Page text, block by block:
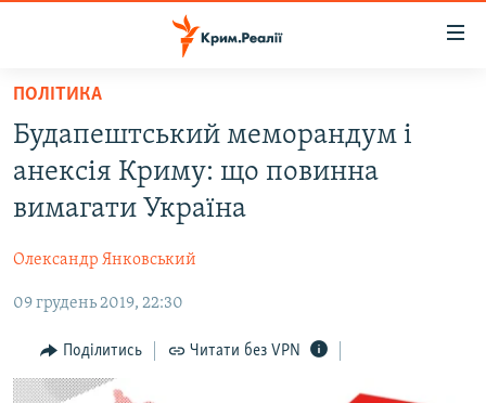
Перейти
основного
матеріалу
до
основної
Перейти
пошуку
ВОДА.КРИМ
ВІДЕО ТА ФОТО
БЛОГИ
ПОГЛЯД
ІНТЕРВ'Ю
ВСЕ ЗА ДЕНЬ
ПОЛІТИКА
Будапештський меморандум і
анексія Криму: що повинна
вимагати Україна
Олександр Янковський
09 грудень 2019, 22:30
Поділитись Читати без VPN